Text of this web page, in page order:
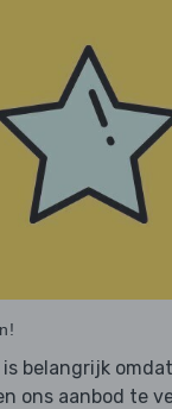
belangrijk
ons aanbod te